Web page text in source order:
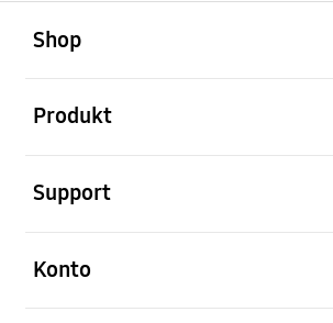
Shop
Produkt
Support
Konto